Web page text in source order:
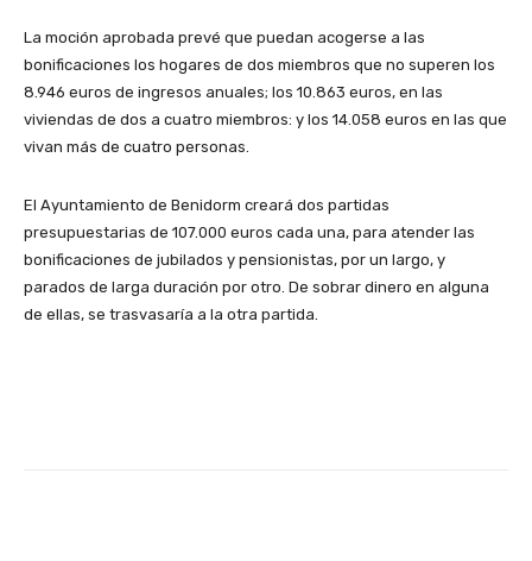
La moción aprobada prevé que puedan acogerse a las
bonificaciones los hogares de dos miembros que no superen los
8.946 euros de ingresos anuales; los 10.863 euros, en las
viviendas de dos a cuatro miembros: y los 14.058 euros en las que
vivan más de cuatro personas.
El Ayuntamiento de Benidorm creará dos partidas
presupuestarias de 107.000 euros cada una, para atender las
bonificaciones de jubilados y pensionistas, por un largo, y
parados de larga duración por otro. De sobrar dinero en alguna
de ellas, se trasvasaría a la otra partida.